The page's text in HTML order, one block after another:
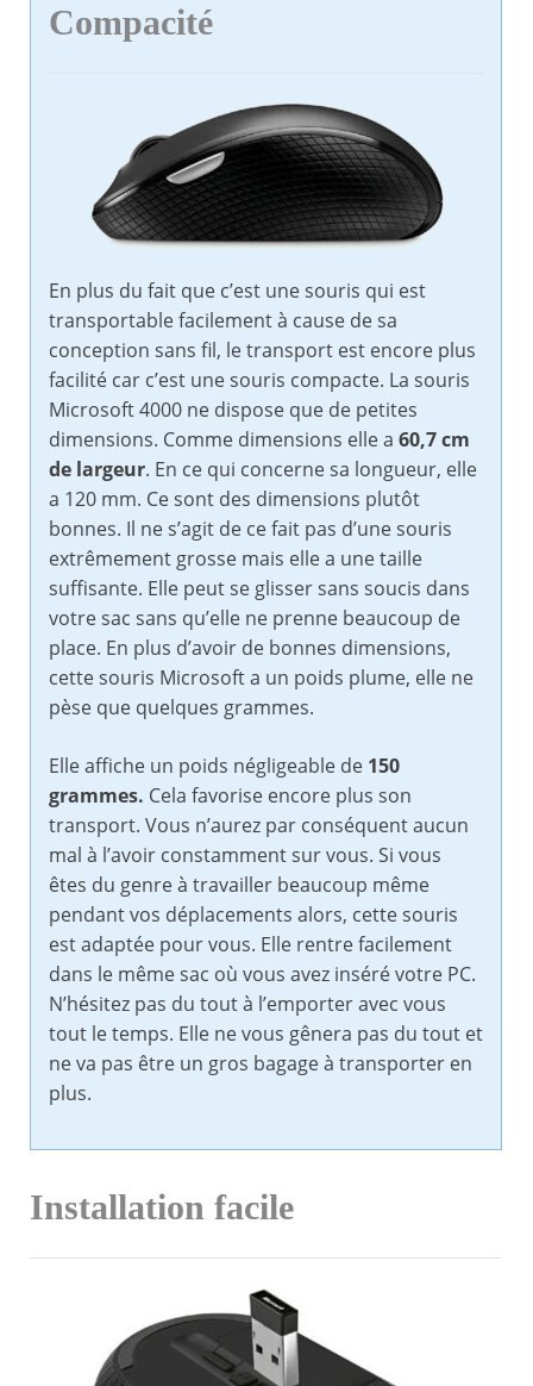
Compacité
En plus du fait que c’est une souris qui est
transportable facilement à cause de sa
conception sans fil, le transport est encore plus
facilité car c’est une souris compacte. La souris
Microsoft 4000 ne dispose que de petites
dimensions. Comme dimensions elle a 60,7 cm
de largeur. En ce qui concerne sa longueur, elle
a 120 mm. Ce sont des dimensions plutôt
bonnes. Il ne s’agit de ce fait pas d’une souris
extrêmement grosse mais elle a une taille
suffisante. Elle peut se glisser sans soucis dans
votre sac sans qu’elle ne prenne beaucoup de
place. En plus d’avoir de bonnes dimensions,
cette souris Microsoft a un poids plume, elle ne
pèse que quelques grammes.
Elle affiche un poids négligeable de 150
grammes. Cela favorise encore plus son
transport. Vous n’aurez par conséquent aucun
mal à l’avoir constamment sur vous. Si vous
êtes du genre à travailler beaucoup même
pendant vos déplacements alors, cette souris
est adaptée pour vous. Elle rentre facilement
dans le même sac où vous avez inséré votre PC.
N’hésitez pas du tout à l’emporter avec vous
tout le temps. Elle ne vous gênera pas du tout et
ne va pas être un gros bagage à transporter en
plus.
Installation facile